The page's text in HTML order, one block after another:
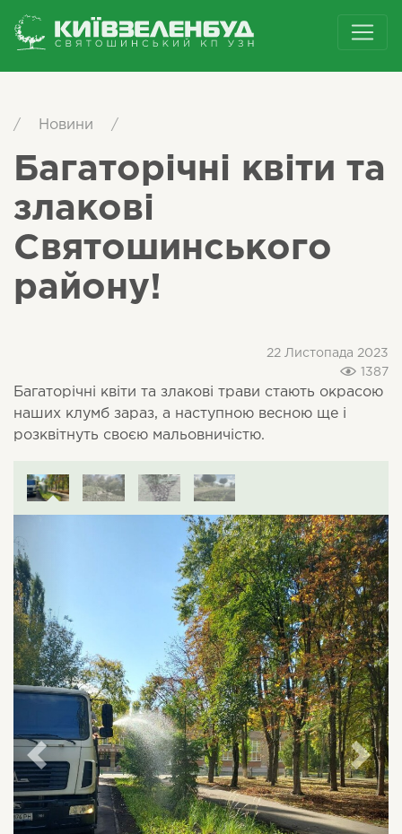
/ Новини /
Багаторічні квіти та
злакові
Святошинського
району!
22 Листопада 2023
1387
Багаторічні квіти та злакові трави стають окрасою
наших клумб зараз, а наступною весною ще і
розквітнуть своєю мальовничістю.